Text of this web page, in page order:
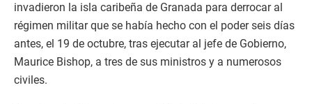
invadieron la isla caribeña de Granada para derrocar al
régimen militar que se había hecho con el poder seis días
antes, el 19 de octubre, tras ejecutar al jefe de Gobierno,
Maurice Bishop, a tres de sus ministros y a numerosos
civiles.